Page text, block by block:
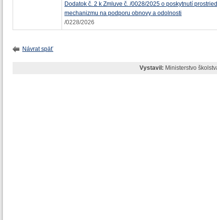
Dodatok č. 2 k Zmluve č. /0028/2025 o poskytnutí
mechanizmu na podporu obnovy a odolnosti
/0228/2026
Návrat späť
Vystavil: Ministerstvo